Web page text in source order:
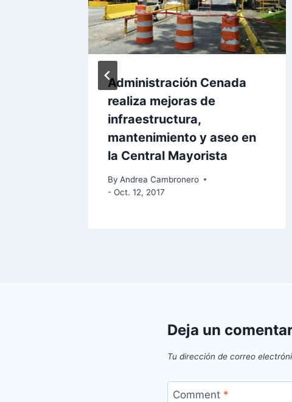
Administración Cenada
realiza mejoras de
infraestructura,
mantenimiento y aseo en
la Central Mayorista
By Andrea Cambronero
- Oct. 12, 2017
Deja un
Tu dirección de correo
Comment *